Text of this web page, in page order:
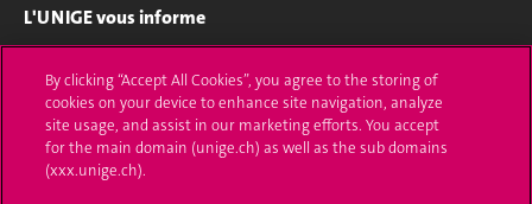
L'UNIGE vous informe
Médias
Offres d'emploi
By clicking “Accept All Cookies”, you agree to the storing of
cookies on your device to enhance site navigation, analyze
site usage, and assist in our marketing efforts. You accept
for the main domain (unige.ch) as well as the sub domains
(xxx.unige.ch).